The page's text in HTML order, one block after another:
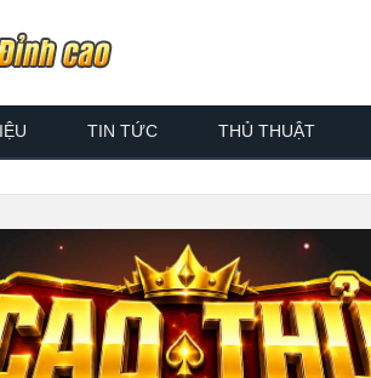
TIN TỨC THỦ THUẬT